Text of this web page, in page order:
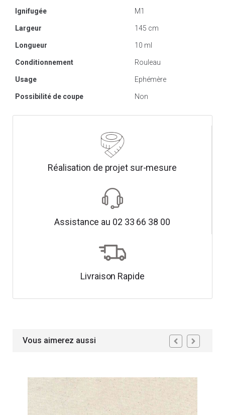
Ignifugée M1
Largeur 145 cm
Longueur 10 ml
Conditionnement Rouleau
Usage Ephémère
Possibilité de coupe Non
Réalisation de projet sur-mesure
Assistance au 02 33 66 38 00
Livraison Rapide
Vous aimerez aussi